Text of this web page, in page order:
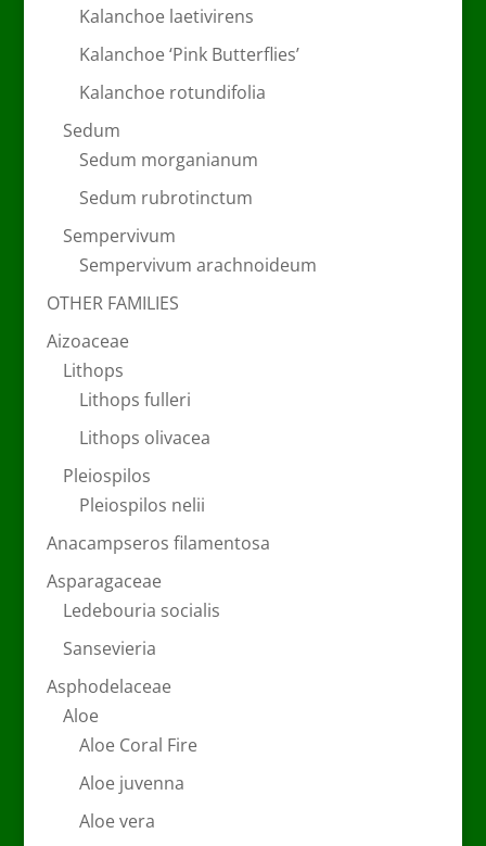
Kalanchoe laetivirens
Kalanchoe ‘Pink Butterflies’
Kalanchoe rotundifolia
Sedum
Sedum morganianum
Sedum rubrotinctum
Sempervivum
Sempervivum arachnoideum
OTHER FAMILIES
Aizoaceae
Lithops
Lithops fulleri
Lithops olivacea
Pleiospilos
Pleiospilos nelii
Anacampseros filamentosa
Asparagaceae
Ledebouria socialis
Sansevieria
Asphodelaceae
Aloe
Aloe Coral Fire
Aloe juvenna
Aloe vera